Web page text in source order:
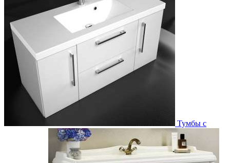
Тумбы с